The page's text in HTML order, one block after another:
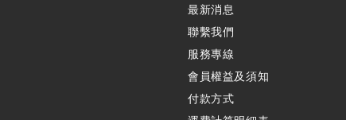
最新消息
聯繫我們
服務專線
會員權益及須知
付款方式